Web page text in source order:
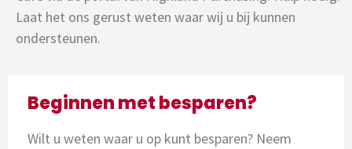
Beginnen met besparen?
Wilt u weten waar u op kunt besparen? Neem
Laat het ons gerust weten waar wij u bij kunnen
ondersteunen.